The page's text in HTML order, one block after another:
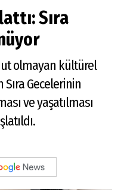
Foto
Galeri
Etkinlikler
Gizlilik
Sıra
olmayan kültürel
Gecelerinin
ve yaşatılması